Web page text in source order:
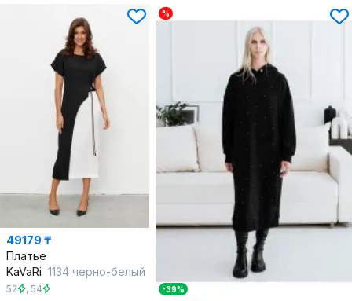
49179 ₸
Платье
KaVaRi 1134 черно-белый
52 , 54
%
-39%